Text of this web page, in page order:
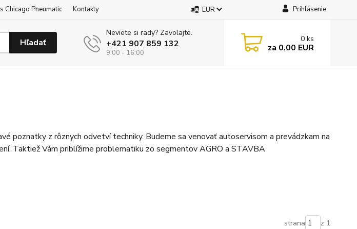
Chicago Pneumatic Kontakty EUR Prihlásenie
Hľadať
Neviete si rady? Zavolajte.
+421 907 859 132
9:00 - 16:00
0 ks
za 0,00 EUR
poznatky z rôznych odvetví techniky. Budeme sa venovať autoservisom a prevádzkam na
Taktiež Vám priblížime problematiku zo segmentov AGRO a STAVBA
strana z 1